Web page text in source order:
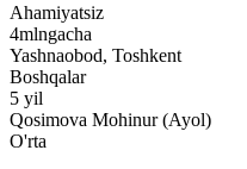
Ahamiyatsiz
4mlngacha
Yashnaobod, Toshkent
Boshqalar
5 yil
Qosimova Mohinur (Ayol)
O'rta